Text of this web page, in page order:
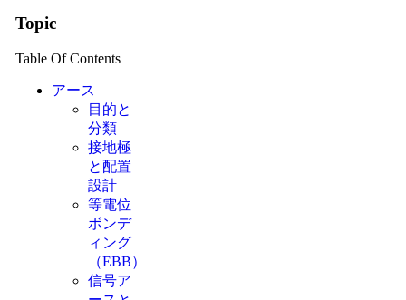
Topic
Table Of Contents
アース
目的と
分類
接地極
と配置
設計
等電位
ボンデ
ィング
（EBB）
信号ア